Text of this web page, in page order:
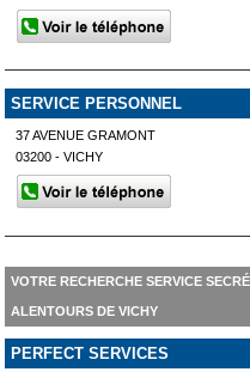
SERVICE PERSONNEL
37 AVENUE GRAMONT
03200 - VICHY
VOTRE RECHERCHE SERVICE
ALENTOURS DE VICHY
PERFECT SERVICES